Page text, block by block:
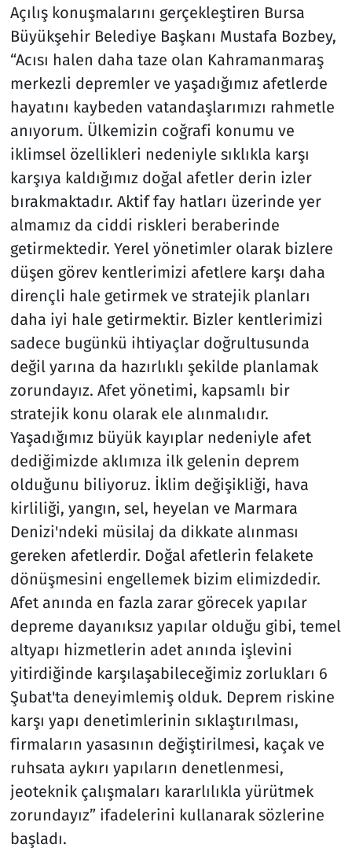
Açılış konuşmalarını gerçekleştiren Bursa
Büyükşehir Belediye Başkanı Mustafa Bozbey,
“Acısı halen daha taze olan Kahramanmaraş
merkezli depremler ve yaşadığımız afetlerde
hayatını kaybeden vatandaşlarımızı rahmetle
anıyorum. Ülkemizin coğrafi konumu ve
iklimsel özellikleri nedeniyle sıklıkla karşı
karşıya kaldığımız doğal afetler derin izler
bırakmaktadır. Aktif fay hatları üzerinde yer
almamız da ciddi riskleri beraberinde
getirmektedir. Yerel yönetimler olarak bizlere
düşen görev kentlerimizi afetlere karşı daha
dirençli hale getirmek ve stratejik planları
daha iyi hale getirmektir. Bizler kentlerimizi
sadece bugünkü ihtiyaçlar doğrultusunda
değil yarına da hazırlıklı şekilde planlamak
zorundayız. Afet yönetimi, kapsamlı bir
stratejik konu olarak ele alınmalıdır.
Yaşadığımız büyük kayıplar nedeniyle afet
dediğimizde aklımıza ilk gelenin deprem
olduğunu biliyoruz. İklim değişikliği, hava
kirliliği, yangın, sel, heyelan ve Marmara
Denizi'ndeki müsilaj da dikkate alınması
gereken afetlerdir. Doğal afetlerin felakete
dönüşmesini engellemek bizim elimizdedir.
Afet anında en fazla zarar görecek yapılar
depreme dayanıksız yapılar olduğu gibi, temel
altyapı hizmetlerin adet anında işlevini
yitirdiğinde karşılaşabileceğimiz zorlukları 6
Şubat'ta deneyimlemiş olduk. Deprem riskine
karşı yapı denetimlerinin sıklaştırılması,
firmaların yasasının değiştirilmesi, kaçak ve
ruhsata aykırı yapıların denetlenmesi,
jeoteknik çalışmaları kararlılıkla yürütmek
zorundayız” ifadelerini kullanarak sözlerine
başladı.